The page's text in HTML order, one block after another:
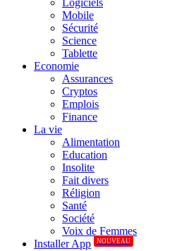
Logiciels
Mobile
Sécurité
Science
Tablette
Economie
Assurances
Cryptos
Emplois
Finance
La vie
Alimentation
Education
Insolite
Fait divers
Réligion
Santé
Société
Voix de Femmes
Installer App
NOUVEAU